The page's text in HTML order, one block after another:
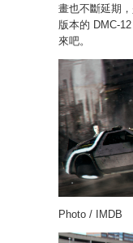
畫也不斷延期
版本的 DMC-
來吧。
Photo / IMDB